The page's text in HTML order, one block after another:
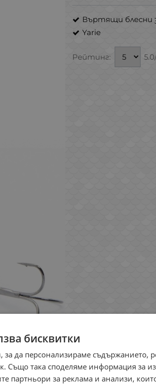
Въртящи блесни
Yarie
Рейтинг:
бисквитки
за да персонализираме съдържанието,
Също така споделяме информация за
партньори за реклама и анализи,